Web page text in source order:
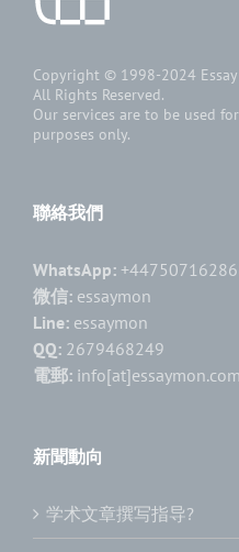
Copyright © 1998-2024
All Rights Reserved.
Our services are to be used
purposes only.
聯絡我們
WhatsApp:
微信: essaymon
Line: essaymon
QQ: 2679468249
電郵: info[at]essaymon.com
新聞動向
学术文章撰写指导?